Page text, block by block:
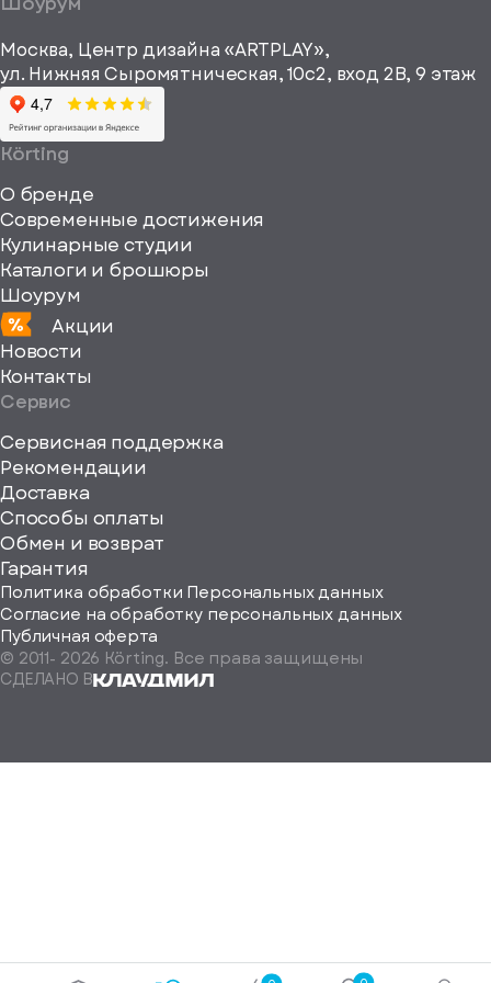
рекламные и
информационные
материалы
viewBox="0
0
Москва, Центр дизайна «ARTPLAY»,
ул. Нижняя Сыромятническая, 10с2, вход 2B, 9 этаж
Körting
О бренде
Современные достижения
Кулинарные студии
Каталоги и брошюры
Шоурум
Акции
Новости
Контакты
Сервис
Сервисная поддержка
Рекомендации
Доставка
Способы оплаты
Обмен и возврат
Гарантия
Политика обработки Персональных данных
Согласие на обработку персональных данных
Публичная оферта
© 2011- 2026 Körting. Все права защищены
СДЕЛАНО В
Определить
на-